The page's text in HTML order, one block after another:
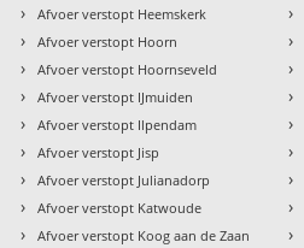
› Afvoer verstopt Heemskerk
› Afvoer verstopt Hoorn
› Afvoer verstopt Hoornseveld
› Afvoer verstopt IJmuiden
› Afvoer verstopt Ilpendam
› Afvoer verstopt Jisp
› Afvoer verstopt Julianadorp
› Afvoer verstopt Katwoude
› Afvoer verstopt Koog aan de Zaan
›
›
›
›
›
›
›
›
›